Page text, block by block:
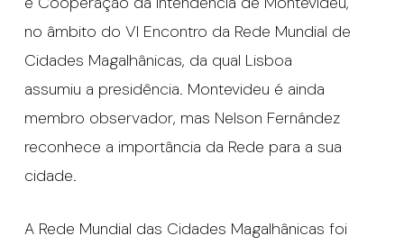
no âmbito do VI Encontro da Rede Mundial de
Cidades Magalhânicas, da qual Lisboa
assumiu a presidência. Montevideu é ainda
membro observador, mas Nelson Fernández
reconhece a importância da Rede para a sua
cidade.
A Rede Mundial das Cidades Magalhânicas foi